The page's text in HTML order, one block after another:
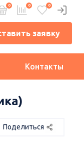
заявку
Контакты
Поделиться